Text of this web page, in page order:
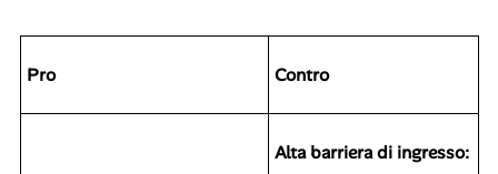
Pro Contro
Alta barriera di ingresso: